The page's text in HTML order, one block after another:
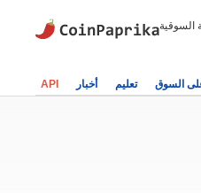
API أخبار تعليم السوق